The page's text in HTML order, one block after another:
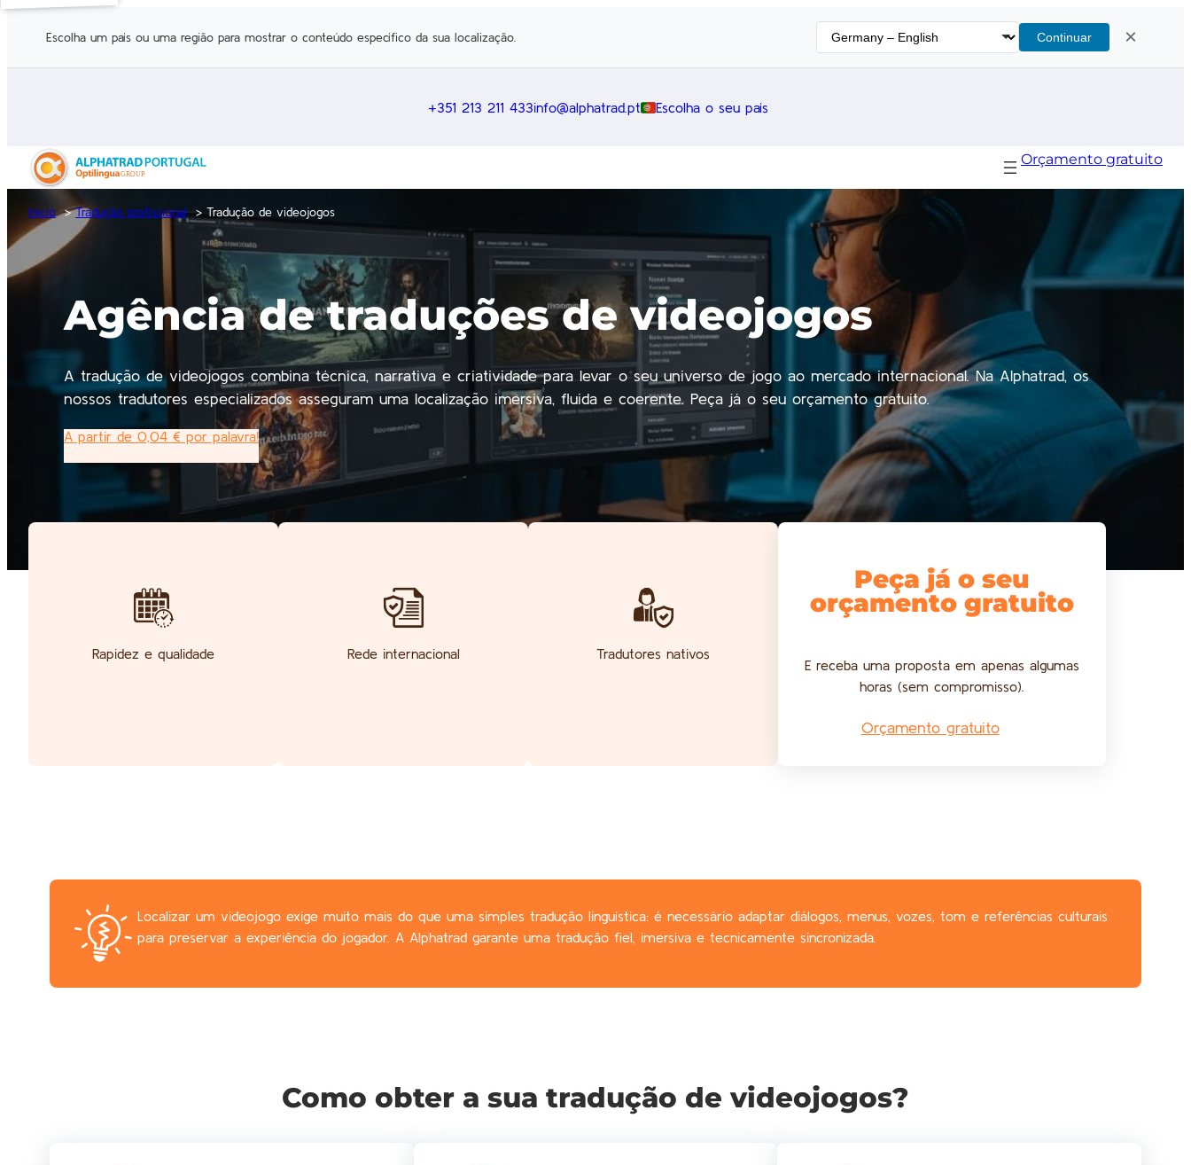
Escolha um país ou uma região para mostrar o conteúdo específico da sua localização. Continuar ×
+351 213 211 433info@alphatrad.pt Escolha o seu país
Orçamento gratuito
Inicio Tradução profissional Tradução de videojogos
Agência de traduções de videojogos
A tradução de videojogos combina técnica, narrativa e criatividade para levar o seu universo de jogo ao mercado internacional. Na Alphatrad, os
nossos tradutores especializados asseguram uma localização imersiva, fluida e coerente. Peça já o seu orçamento gratuito.
A partir de 0,04 € por palavra!
Rapidez e qualidade Rede internacional Tradutores nativos
Peça já o seu
orçamento gratuito
E receba uma proposta em apenas algumas
horas (sem compromisso).
Orçamento gratuito
Localizar um videojogo exige muito mais do que uma simples tradução linguística: é necessário adaptar diálogos, menus, vozes, tom e referências culturais
para preservar a experiência do jogador. A Alphatrad garante uma tradução fiel, imersiva e tecnicamente sincronizada.
Como obter a sua tradução de videojogos?